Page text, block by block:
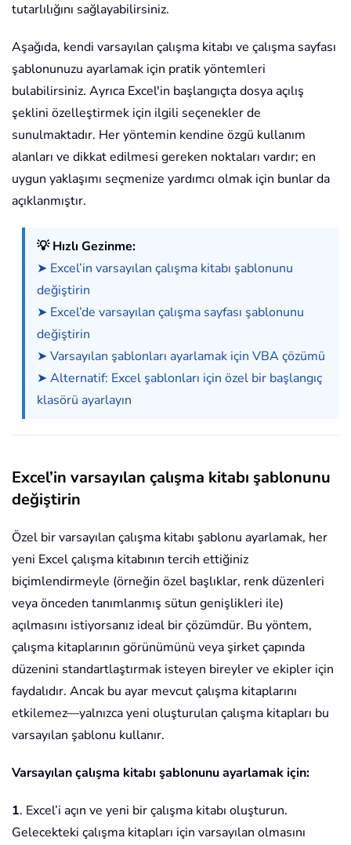
tutarlılığını sağlayabilirsiniz.
Aşağıda, kendi varsayılan çalışma kitabı ve çalışma sayfası
şablonunuzu ayarlamak için pratik yöntemleri
bulabilirsiniz. Ayrıca Excel'in başlangıçta dosya açılış
şeklini özelleştirmek için ilgili seçenekler de
sunulmaktadır. Her yöntemin kendine özgü kullanım
alanları ve dikkat edilmesi gereken noktaları vardır; en
uygun yaklaşımı seçmenize yardımcı olmak için bunlar da
açıklanmıştır.
💡 Hızlı Gezinme:
➤ Excel’in varsayılan çalışma kitabı şablonunu
değiştirin
➤ Excel’de varsayılan çalışma sayfası şablonunu
değiştirin
➤ Varsayılan şablonları ayarlamak için VBA çözümü
➤ Alternatif: Excel şablonları için özel bir başlangıç
klasörü ayarlayın
Excel’in varsayılan çalışma kitabı şablonunu
değiştirin
Özel bir varsayılan çalışma kitabı şablonu ayarlamak, her
yeni Excel çalışma kitabının tercih ettiğiniz
biçimlendirmeyle (örneğin özel başlıklar, renk düzenleri
veya önceden tanımlanmış sütun genişlikleri ile)
açılmasını istiyorsanız ideal bir çözümdür. Bu yöntem,
çalışma kitaplarının görünümünü veya şirket çapında
düzenini standartlaştırmak isteyen bireyler ve ekipler için
faydalıdır. Ancak bu ayar mevcut çalışma kitaplarını
etkilemez—yalnızca yeni oluşturulan çalışma kitapları bu
varsayılan şablonu kullanır.
Varsayılan çalışma kitabı şablonunu ayarlamak için:
1. Excel’i açın ve yeni bir çalışma kitabı oluşturun.
Gelecekteki çalışma kitapları için varsayılan olmasını